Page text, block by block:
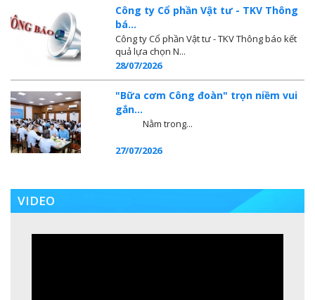
Công ty Cổ phần Vật tư - TKV Thông
bá...
Công ty Cổ phần Vật tư - TKV Thông báo kết
quả lựa chọn N...
28/07/2026
"Bữa cơm Công đoàn" trọn niềm vui
gắn...
Nằm trong...
27/07/2026
VIDEO